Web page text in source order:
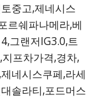
중고,제네시스
르쉐파나메라,베
그랜저IG3.0,트
프차가격,경차,
네시스쿠페,라세
솔라티,포드머스